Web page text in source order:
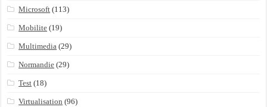
Microsoft (113)
Mobilite (19)
Multimedia (29)
Normandie (29)
Test (18)
Virtualisation (96)